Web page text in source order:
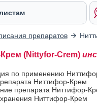
препаратов
(Nittyfor-Crem)
по применению
Ниттифор-Крем
препарата Ниттифор-
Ниттифор-Крем